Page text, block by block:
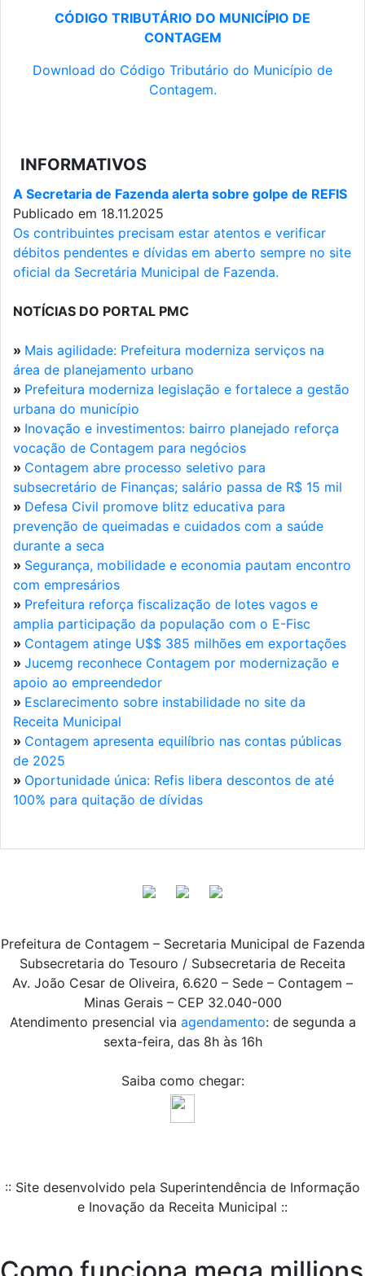
CÓDIGO TRIBUTÁRIO DO MUNICÍPIO DE
CONTAGEM
Download do Código Tributário do Município de
Contagem.
INFORMATIVOS
A Secretaria de Fazenda alerta sobre golpe de REFIS
Publicado em 18.11.2025
Os contribuintes precisam estar atentos e verificar
débitos pendentes e dívidas em aberto sempre no site
oficial da Secretária Municipal de Fazenda.
NOTÍCIAS DO PORTAL PMC
» Mais agilidade: Prefeitura moderniza serviços na
área de planejamento urbano
» Prefeitura moderniza legislação e fortalece a gestão
urbana do município
» Inovação e investimentos: bairro planejado reforça
vocação de Contagem para negócios
» Contagem abre processo seletivo para
subsecretário de Finanças; salário passa de R$ 15 mil
» Defesa Civil promove blitz educativa para
prevenção de queimadas e cuidados com a saúde
durante a seca
» Segurança, mobilidade e economia pautam encontro
com empresários
» Prefeitura reforça fiscalização de lotes vagos e
amplia participação da população com o E-Fisc
» Contagem atinge U$$ 385 milhões em exportações
» Jucemg reconhece Contagem por modernização e
apoio ao empreendedor
» Esclarecimento sobre instabilidade no site da
Receita Municipal
» Contagem apresenta equilíbrio nas contas públicas
de 2025
» Oportunidade única: Refis libera descontos de até
100% para quitação de dívidas
Prefeitura de Contagem – Secretaria Municipal de Fazenda
Subsecretaria do Tesouro / Subsecretaria de Receita
Av. João Cesar de Oliveira, 6.620 – Sede – Contagem –
Minas Gerais – CEP 32.040-000
Atendimento presencial via agendamento: de segunda a
sexta-feira, das 8h às 16h
Saiba como chegar:
:: Site desenvolvido pela Superintendência de Informação
e Inovação da Receita Municipal ::